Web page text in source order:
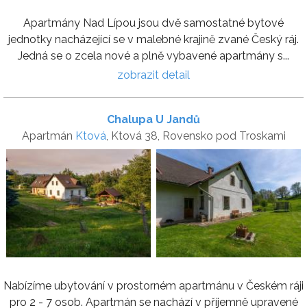
Apartmány Nad Lípou jsou dvě samostatné bytové
jednotky nacházející se v malebné krajině zvané Český ráj.
Jedná se o zcela nové a plně vybavené apartmány s...
zobrazit detail
Chalupa U Jandů
Apartmán Ktová, Ktová 38, Rovensko pod Troskami
Nabízíme ubytování v prostorném apartmánu v Českém ráji
pro 2 - 7 osob. Apartmán se nachází v příjemně upravené